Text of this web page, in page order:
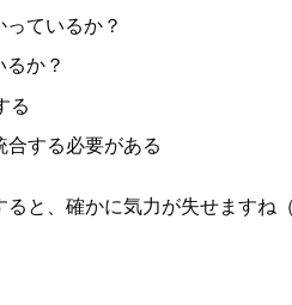
ているか？
か？
る
する必要がある
ると、確かに気力が失せますね